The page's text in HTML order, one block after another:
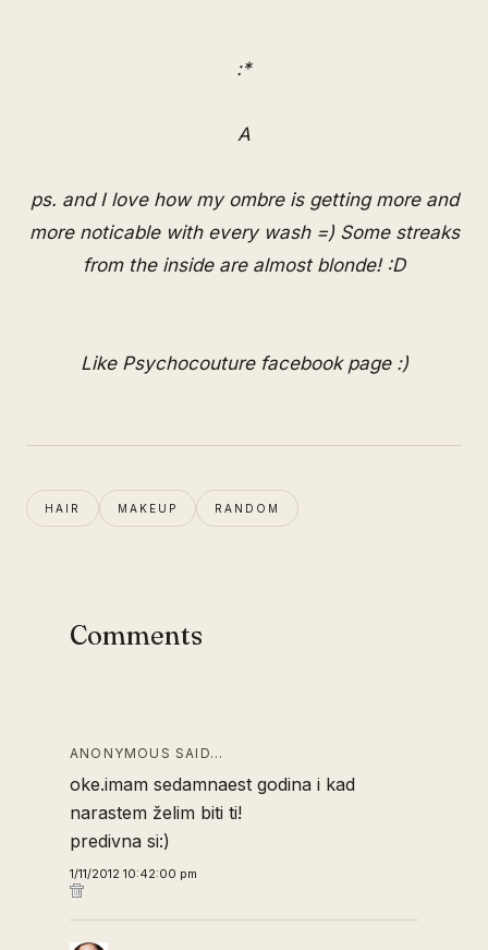
:*
A
ps. and I love how my ombre is getting more and
more noticable with every wash =) Some streaks
from the inside are almost blonde! :D
Like Psychocouture facebook page :)
HAIR MAKEUP RANDOM
Comments
ANONYMOUS SAID…
oke.imam sedamnaest godina i kad
narastem želim biti ti!
predivna si:)
1/11/2012 10:42:00 pm